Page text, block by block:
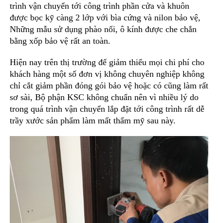
trình vận chuyển tới công trình phần cửa và khuôn
được bọc kỹ càng 2 lớp với bìa cứng và nilon bảo vệ,
Những mẫu sử dụng phào nổi, ô kính được che chắn
bằng xốp bảo vệ rất an toàn.
Hiện nay trên thị trường để giảm thiểu mọi chi phí cho
khách hàng một số đơn vị không chuyên nghiệp không
chỉ cắt giảm phần đóng gói bảo vệ hoặc có cũng làm rất
sơ sài, Bộ phận KSC không chuẩn nên vì nhiều lý do
trong quá trình vận chuyển lắp đặt tới công trình rất dễ
trầy xước sản phẩm làm mất thẩm mỹ sau này.